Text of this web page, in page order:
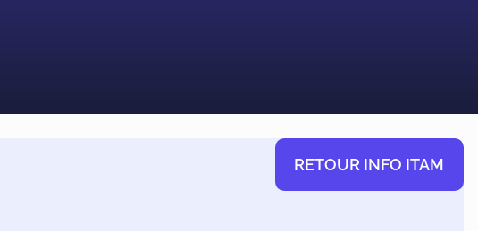
RETOUR INFO ITAM